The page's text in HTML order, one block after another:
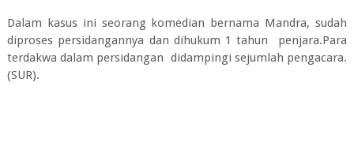
Dalam kasus ini seorang komedian bernama Mandra, sudah
diproses persidangannya dan dihukum 1 tahun penjara.Para
terdakwa dalam persidangan didampingi sejumlah pengacara.
(SUR).